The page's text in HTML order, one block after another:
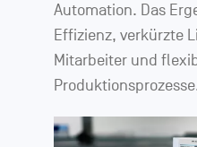
Automation. Das
Effizienz, verkürzte
Mitarbeiter und